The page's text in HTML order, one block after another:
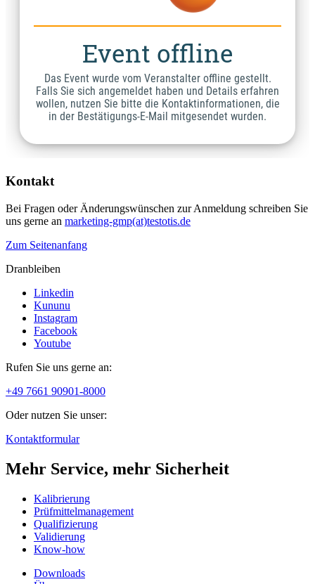
Kontakt
Bei Fragen oder Änderungswünschen zur Anmeldung schreiben Sie
uns gerne an marketing-gmp(at)testotis.de
Zum Seitenanfang
Dranbleiben
Linkedin
Kununu
Instagram
Facebook
Youtube
Rufen Sie uns gerne an:
+49 7661 90901-8000
Oder nutzen Sie unser:
Kontaktformular
Mehr Service, mehr Sicherheit
Kalibrierung
Prüfmittelmanagement
Qualifizierung
Validierung
Know-how
Downloads